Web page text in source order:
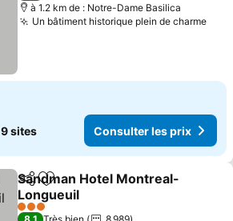
à 1.2 km de : Notre-Dame Basilica
Un bâtiment historique plein de charme
9 sites Consulter les prix
PartagerAjouter à mes favoris
Sandman Hotel Montreal-
Longueuil
Consulter les prix
3 Étoiles